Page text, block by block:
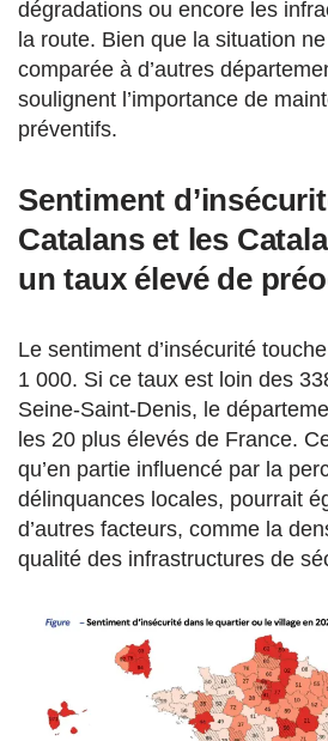
dégradations ou encore les
la route. Bien que la situation
comparée à d’autres
soulignent l’importance de
préventifs.
Sentiment
Catalans et les
un taux élevé de
Le sentiment d’insécurité
1 000. Si ce taux est loin des
Seine-Saint-Denis, le
les 20 plus élevés de France.
qu’en partie influencé par la
délinquances locales, pourrait
d’autres facteurs, comme la
qualité des infrastructures de